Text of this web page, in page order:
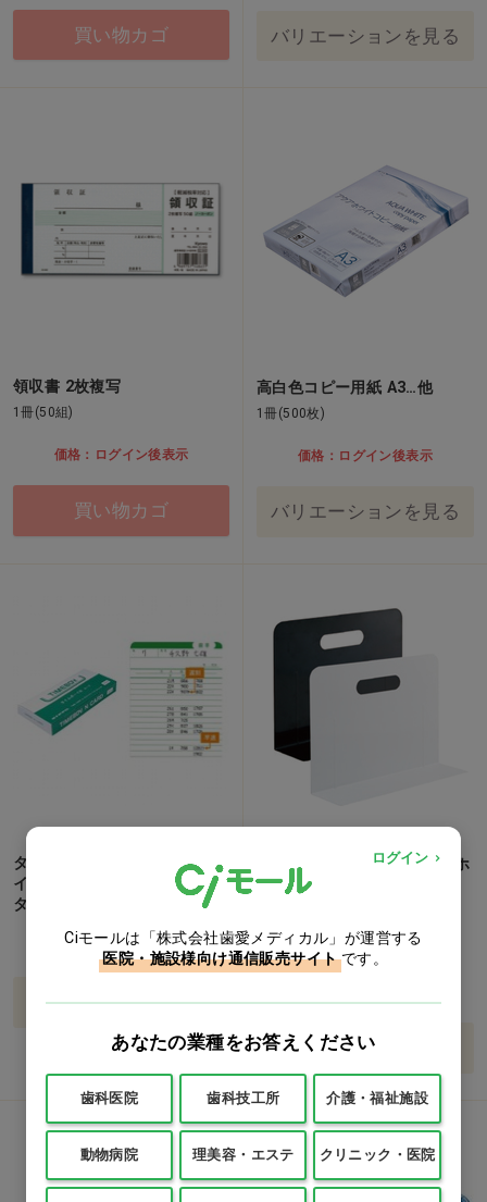
買い物カゴ バリエーションを見る
領収書 2枚複写
1冊(50組)
価格：ログイン後表示
買い物カゴ
高白色コピー用紙 A3…他
1冊(500枚)
価格：ログイン後表示
バリエーションを見る
タイムレコーダー タイムボー
イ8プラス [ニッポー] 消耗品
タイムボーイNカード…他
価格：ログイン後表示
バリエーションを見る
ブックエンド マグネット付 ホ
ワイト…他
価格：ログイン後表示
バリエーションを見る
ログイン
Ciモールは「株式会社歯愛メディカル」が運営する
医院・施設様向け通信販売サイト です。
あなたの業種をお答えください
歯科医院 歯科技工所 介護・福祉施設
動物病院 理美容・エステ クリニック・医院